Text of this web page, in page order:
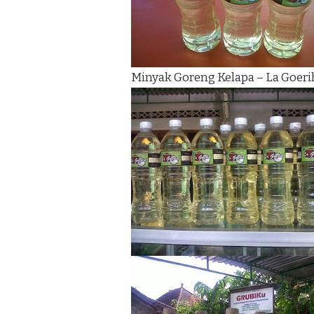
Minyak Goreng Kelapa – La